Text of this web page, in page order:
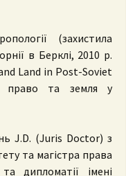
(захистила
в Берклі, 2010 р.
Land in Post-Soviet
право та земля у
J.D. (Juris Doctor) з
та магістра права
дипломатії імені